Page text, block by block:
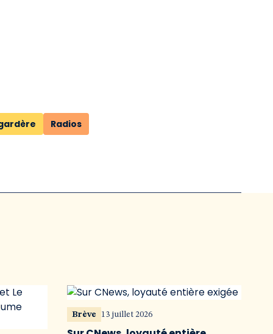
Radios
Brève 13 juillet 2026